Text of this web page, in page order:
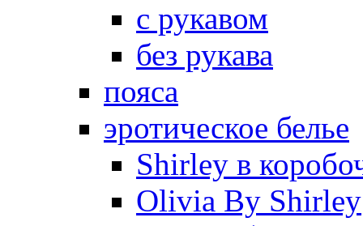
с рукавом
без рукава
пояса
эротическое белье
Shirley в
Olivia By Shirley